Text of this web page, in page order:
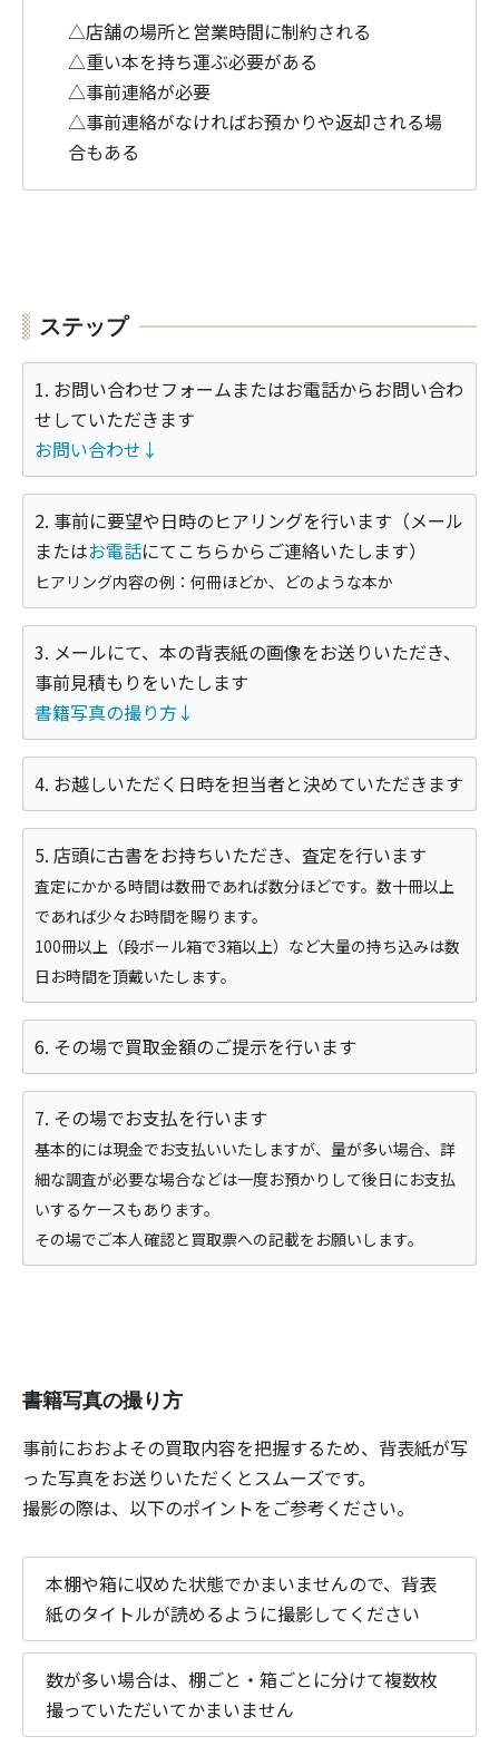
△店舗の場所と営業時間に制約される
△重い本を持ち運ぶ必要がある
△事前連絡が必要
△事前連絡がなければお預かりや返却される場
合もある
ステップ
1. お問い合わせフォームまたはお電話からお問い合わ
せしていただきます
お問い合わせ↓
2. 事前に要望や日時のヒアリングを行います（メール
またはお電話にてこちらからご連絡いたします）
ヒアリング内容の例：何冊ほどか、どのような本か
3. メールにて、本の背表紙の画像をお送りいただき、
事前見積もりをいたします
書籍写真の撮り方↓
4. お越しいただく日時を担当者と決めていただきます
5. 店頭に古書をお持ちいただき、査定を行います
査定にかかる時間は数冊であれば数分ほどです。数十冊以上
であれば少々お時間を賜ります。
100冊以上（段ボール箱で3箱以上）など大量の持ち込みは数
日お時間を頂戴いたします。
6. その場で買取金額のご提示を行います
7. その場でお支払を行います
基本的には現金でお支払いいたしますが、量が多い場合、詳
細な調査が必要な場合などは一度お預かりして後日にお支払
いするケースもあります。
その場でご本人確認と買取票への記載をお願いします。
書籍写真の撮り方
事前におおよその買取内容を把握するため、背表紙が写
った写真をお送りいただくとスムーズです。
撮影の際は、以下のポイントをご参考ください。
本棚や箱に収めた状態でかまいませんので、背表
紙のタイトルが読めるように撮影してください
数が多い場合は、棚ごと・箱ごとに分けて複数枚
撮っていただいてかまいません